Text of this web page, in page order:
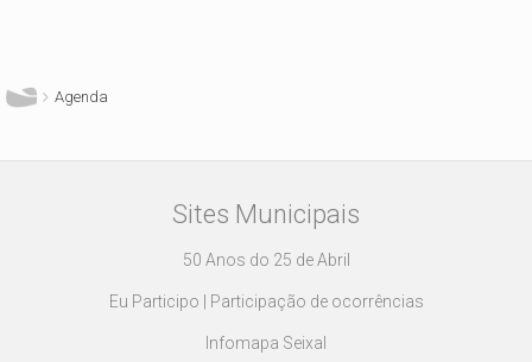
Agenda
Sites Municipais
50 Anos do 25 de Abril
Eu Participo | Participação de ocorrências
Infomapa Seixal